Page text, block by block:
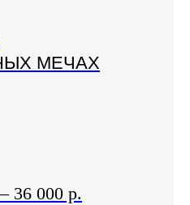
МЕЧАХ
36 000 р.